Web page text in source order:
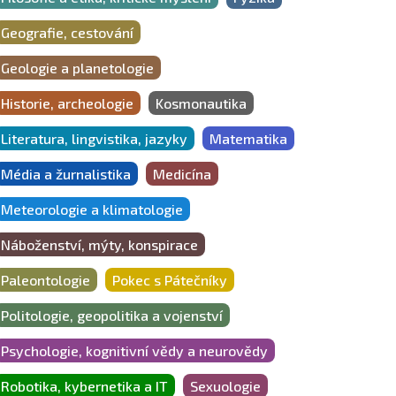
Geografie, cestování
Geologie a planetologie
Historie, archeologie Kosmonautika
Literatura, lingvistika, jazyky Matematika
Média a žurnalistika Medicína
Meteorologie a klimatologie
Náboženství, mýty, konspirace
Paleontologie Pokec s Pátečníky
Politologie, geopolitika a vojenství
Psychologie, kognitivní vědy a neurovědy
Robotika, kybernetika a IT Sexuologie